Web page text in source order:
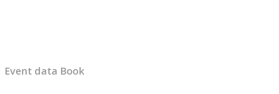
Event data Book